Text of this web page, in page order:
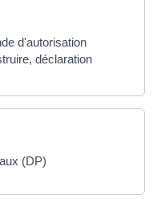
d'autorisation
déclaration
(DP)